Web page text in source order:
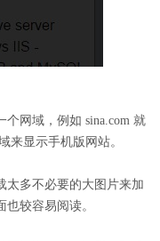
网域，例如 sina.com 就
来显示手机版网站。
多不必要的大图片来加
较容易阅读。